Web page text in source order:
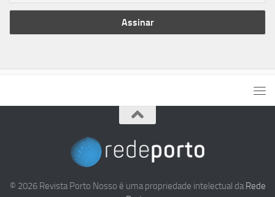
© 2026 Revista Porto Nosso é uma propriedade intelectual daRede